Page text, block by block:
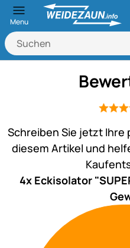
Menu
13
Schreiben Sie jetzt
diesem Artikel und
4x Eckisolator